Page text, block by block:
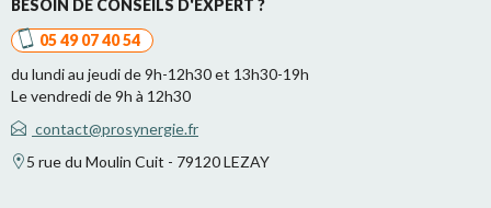
BESOIN DE CONSEILS D'EXPERT ?
05 49 07 40 54
du lundi au jeudi de 9h-12h30 et 13h30-19h
Le vendredi de 9h à 12h30
contact@prosynergie.fr
5 rue du Moulin Cuit - 79120 LEZAY